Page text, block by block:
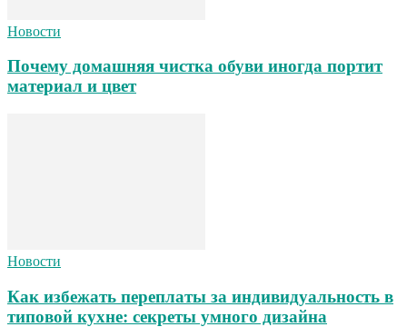
Новости
Почему домашняя чистка обуви иногда портит
материал и цвет
Новости
Как избежать переплаты за индивидуальность в
типовой кухне: секреты умного дизайна